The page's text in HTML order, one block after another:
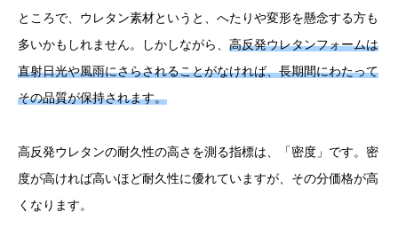
ところで、ウレタン素材というと、へたりや変形を懸念する方も
多いかもしれません。しかしながら、 高反発ウレタンフォームは
直射日光や風雨にさらされることがなければ、長期間にわたって
その品質が保持されます。
高反発ウレタンの耐久性の高さを測る指標は、「密度」です。密
度が高ければ高いほど耐久性に優れていますが、その分価格が高
くなります。